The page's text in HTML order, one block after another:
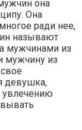
она
Она
ради нее,
называют
мужчинами из
мужчину из
девушка,
увлечению